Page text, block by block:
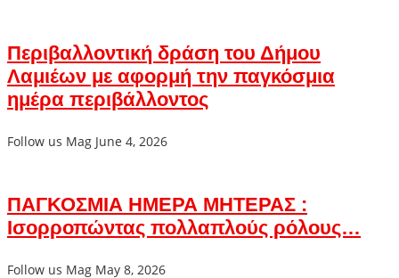
Περιβαλλοντική δράση του Δήμου
Λαμιέων με αφορμή την παγκόσμια
ημέρα περιβάλλοντος
Follow us Mag June 4, 2026
ΠΑΓΚΟΣΜΙΑ ΗΜΕΡΑ ΜΗΤΕΡΑΣ :
Ισορροπώντας πολλαπλούς ρόλους…
Follow us Mag May 8, 2026